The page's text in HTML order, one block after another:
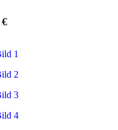
€